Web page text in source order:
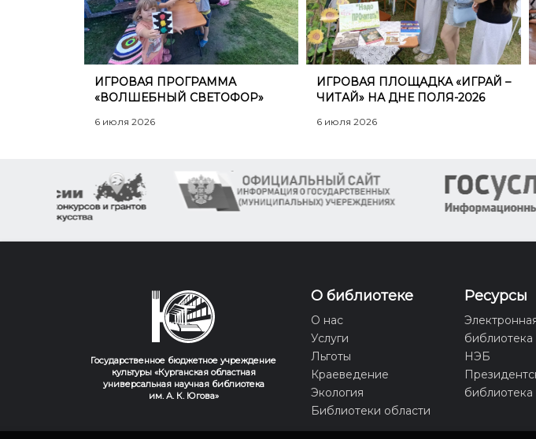
​ИГРОВАЯ ПРОГРАММА
«ВОЛШЕБНЫЙ СВЕТОФОР»
6 июля 2026
​ИГРОВАЯ ПЛОЩАДКА «ИГРАЙ –
ЧИТАЙ» НА ДНЕ ПОЛЯ-2026
6 июля 2026
Государственное бюджетное учреждение
культуры «Курганская областная
универсальная научная библиотека
им. А. К. Югова»
О библиотеке
О нас
Услуги
Льготы
Краеведение
Экология
Библиотеки области
Ресурсы
библиотека
НЭБ
библиотека